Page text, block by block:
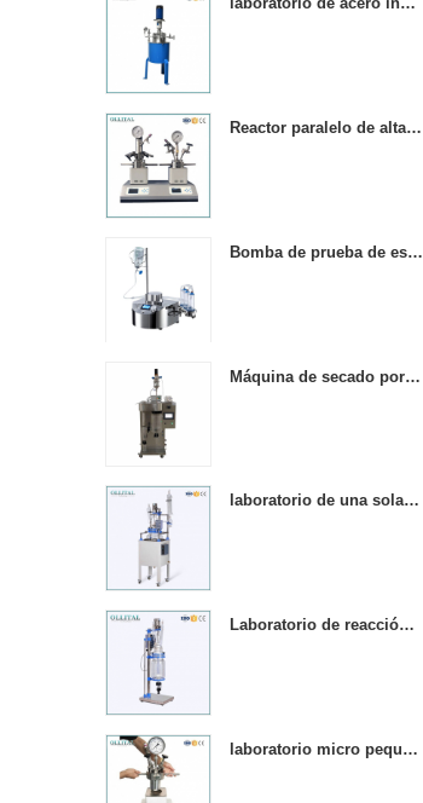
Reactor paralelo de alta presión de 250 ml con 2 hervidores de reacción.
Bomba de prueba de esterilidad a prueba de agua de tamaño mini
Máquina de secado por pulverización de laboratorio, mini mesa de acero inoxidable.
laboratorio de una sola capa de agitación química reactores de vidrio calentado
Laboratorio de reacción de vidrio con camisa química de 5 l
laboratorio micro pequeño 1000 ml reactor de presión de acero inoxidable reactor